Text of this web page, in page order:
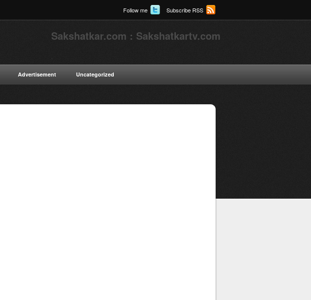
Follow me Subscribe RSS
Sakshatkar.com : Sakshatkartv.com
Advertisement Uncategorized